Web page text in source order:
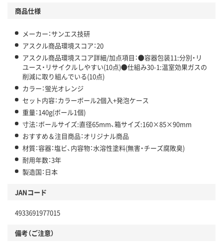
商品仕様
メーカー：サンエス技研
アスクル商品環境スコア：20
アスクル商品環境スコア詳細/加点項目：●容器包装11:分別・リ
ユース・リサイクルしやすい(10点)●仕組み30-1:温室効果ガスの
削減に取り組んでいる(10点)
カラー：蛍光オレンジ
セット内容：カラーボール2個入+発泡ケース
重量：140g(ボール1個)
寸法：ボールサイズ:直径65mm、箱サイズ:160×85×90mm
おすすめ＆注目商品：オリジナル商品
材質：容器：塩ビ、内容物：水溶性塗料(無害・チーズ腐敗臭)
耐用年数：3年
製造国：日本
JANコード
4933691977015
備考（ご注意）